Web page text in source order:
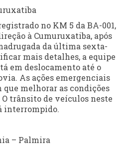
no KM 5 da BA-001,
à Cumuruxatiba, após
da última sexta-
mais detalhes, a equipe
em deslocamento até o
As ações emergenciais
que melhorar as condições
trânsito de veículos neste
interrompido.
– Palmira